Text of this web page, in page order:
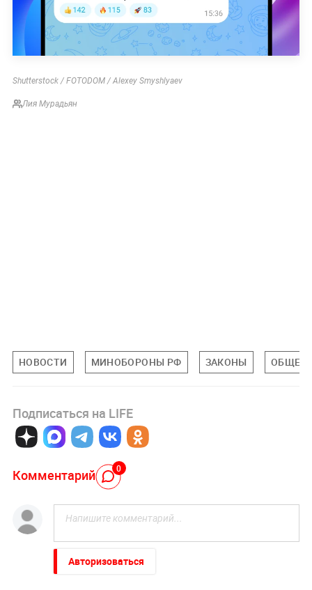
Shutterstock / FOTODOM / Alexey Smyshlyaev
Лия Мурадьян
НОВОСТИ МИНОБОРОНЫ РФ ЗАКОНЫ
Подписаться на LIFE
Комментарий 0
Авторизоваться